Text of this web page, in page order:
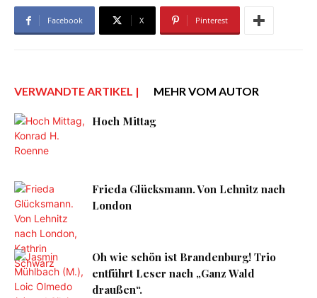
Facebook X Pinterest
VERWANDTE ARTIKEL | MEHR VOM AUTOR
Hoch Mittag
Frieda Glücksmann. Von Lehnitz nach
London
Oh wie schön ist Brandenburg! Trio
entführt Leser nach „Ganz Wald
draußen“.